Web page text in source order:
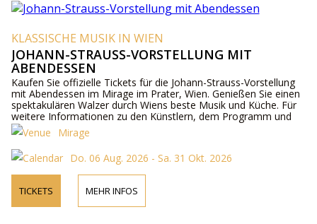
KLASSISCHE MUSIK IN WIEN
JOHANN-STRAUSS-VORSTELLUNG MIT
ABENDESSEN
Kaufen Sie offizielle Tickets für die Johann-Strauss-Vorstellung
mit Abendessen im Mirage im Prater, Wien. Genießen Sie einen
spektakulären Walzer durch Wiens beste Musik und Küche. Für
weitere Informationen zu den Künstlern, dem Programm und
den Ticketpreisen besuchen Sie bitte unsere Website oder
kontaktieren Sie uns telefonisch.
Mirage
Do. 06 Aug. 2026 - Sa. 31 Okt. 2026
TICKETS MEHR INFOS